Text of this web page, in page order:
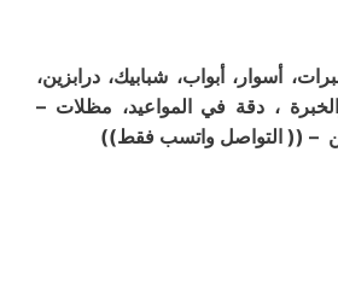
أسوار، أبواب، شبابيك، درابزين،
، دقة في المواعيد، مظلات –
– (( التواصل واتسب فقط))